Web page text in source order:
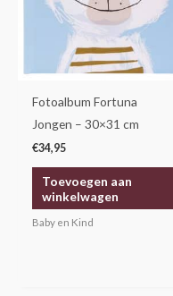
Fotoalbum Fortuna
Jongen – 30×31 cm
€34,95
Toevoegen aan
winkelwagen
Baby en Kind